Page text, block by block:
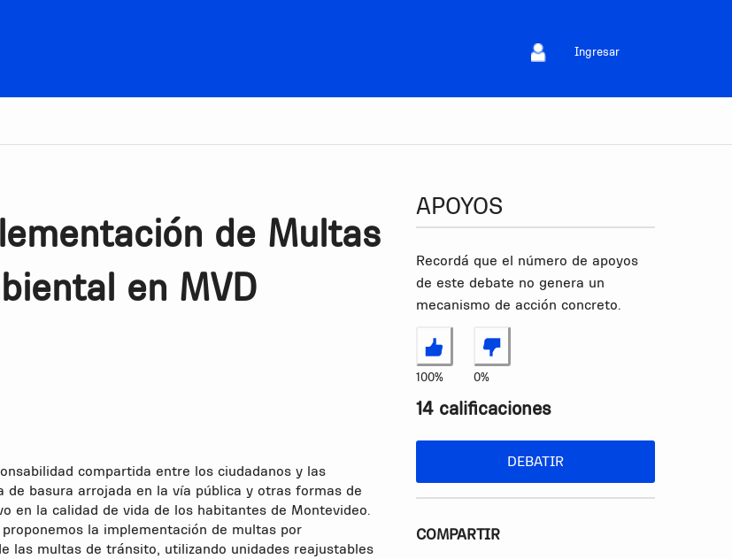
Ingresar
de Multas
en MVD
compartida entre los ciudadanos y las
basura arrojada en la vía pública y otras formas de
en la calidad de vida de los habitantes de Montevideo.
la implementación de multas por
las multas de tránsito, utilizando unidades reajustables
APOYOS
Recordá que el número de apoyos
de este debate no genera un
mecanismo de acción concreto.
Estoy de acuerdo
100% No estoy de acuerdo
0%
14 calificaciones
DEBATIR
COMPARTIR